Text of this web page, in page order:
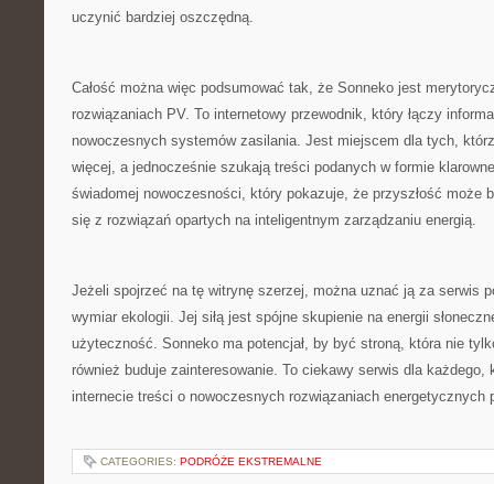
uczynić bardziej oszczędną.
Całość można więc podsumować tak, że Sonneko jest
rozwiązaniach PV. To internetowy przewodnik, który łączy
nowoczesnych systemów zasilania. Jest miejscem dla tych,
więcej, a jednocześnie szukają treści podanych w formie
świadomej nowoczesności, który pokazuje, że przyszłość może
się z rozwiązań opartych na inteligentnym zarządzaniu energią.
Jeżeli spojrzeć na tę witrynę szerzej, można uznać ją za serwis
wymiar ekologii. Jej siłą jest spójne skupienie na energii
użyteczność. Sonneko ma potencjał, by być stroną, która nie
również buduje zainteresowanie. To ciekawy serwis dla każdego,
internecie treści o nowoczesnych rozwiązaniach energetycznych
CATEGORIES: PODRÓŻE EKSTREMALNE